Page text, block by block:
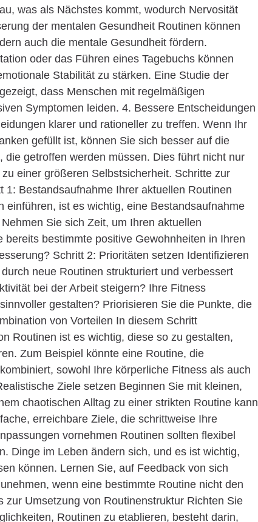
was als Nächstes kommt, wodurch Nervosität
der mentalen Gesundheit Routinen können
auch die mentale Gesundheit fördern.
oder das Führen eines Tagebuchs können
Stabilität zu stärken. Eine Studie der
dass Menschen mit regelmäßigen
Symptomen leiden. 4. Bessere Entscheidungen
klarer und rationeller zu treffen. Wenn Ihr
gefüllt ist, können Sie sich besser auf die
getroffen werden müssen. Dies führt nicht nur
einer größeren Selbstsicherheit. Schritte zur
Bestandsaufnahme Ihrer aktuellen Routinen
einführen, ist es wichtig, eine Bestandsaufnahme
Sie sich Zeit, um Ihren aktuellen
bestimmte positive Gewohnheiten in Ihren
Schritt 2: Prioritäten setzen Identifizieren
neue Routinen strukturiert und verbessert
bei der Arbeit steigern? Ihre Fitness
gestalten? Priorisieren Sie die Punkte, die
von Vorteilen In diesem Schritt
Routinen ist es wichtig, diese so zu gestalten,
Zum Beispiel könnte eine Routine, die
sowohl Ihre körperliche Fitness als auch
Ziele setzen Beginnen Sie mit kleinen,
chaotischen Alltag zu einer strikten Routine kann
erreichbare Ziele, die schrittweise Ihre
vornehmen Routinen sollten flexibel
Dinge im Leben ändern sich, und es ist wichtig,
können. Lernen Sie, auf Feedback von sich
wenn eine bestimmte Routine nicht den
zur Umsetzung von Routinenstruktur Richten Sie
Routinen zu etablieren, besteht darin,